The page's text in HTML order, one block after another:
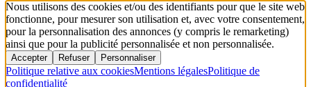
Nous utilisons des cookies et/ou des identifiants pour que le site web
fonctionne, pour mesurer son utilisation et, avec votre consentement,
pour la personnalisation des annonces (y compris le remarketing)
ainsi que pour la publicité personnalisée et non personnalisée.
Accepter Refuser Personnaliser
Politique relative aux cookiesMentions légalesPolitique de
confidentialité